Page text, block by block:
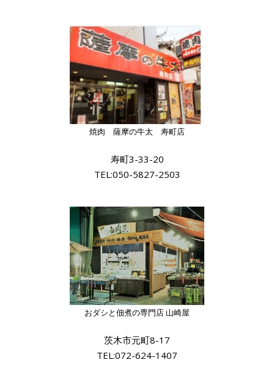
焼肉 薩摩の牛太 寿町店
寿町3-33-20
TEL:050-5827-2503
おダシと佃煮の専門店 山崎屋
茨木市元町8-17
TEL:072-624-1407